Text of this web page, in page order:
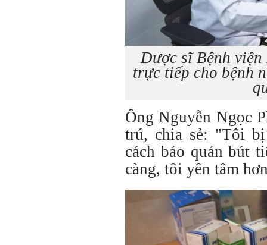
Dược sĩ Bệnh
trực tiếp cho bệnh
Ông Nguyễn Ngọc
trú, chia sẻ: "Tôi
cách bảo quản bút
càng, tôi yên tâm